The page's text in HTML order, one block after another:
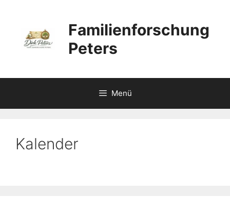
springen
Familienforschung
Peters
Menü
Kalender